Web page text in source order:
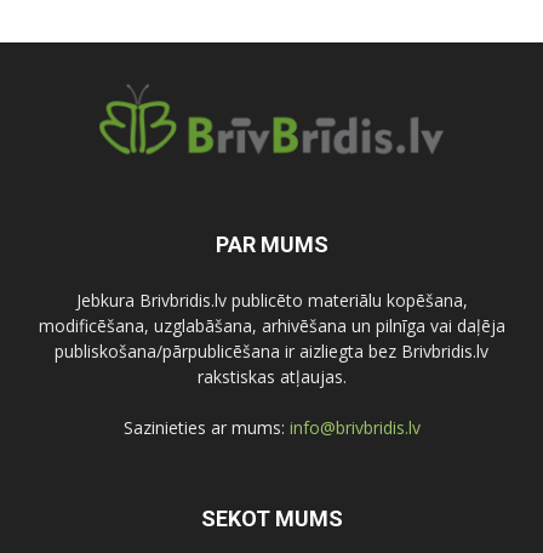
PAR MUMS
Jebkura Brivbridis.lv publicēto materiālu kopēšana,
modificēšana, uzglabāšana, arhivēšana un pilnīga vai daļēja
publiskošana/pārpublicēšana ir aizliegta bez Brivbridis.lv
rakstiskas atļaujas.
Sazinieties ar mums: info@brivbridis.lv
SEKOT MUMS